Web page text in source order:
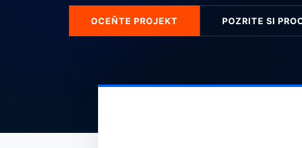
OCEŇTE PROJEKT POZRITE SI